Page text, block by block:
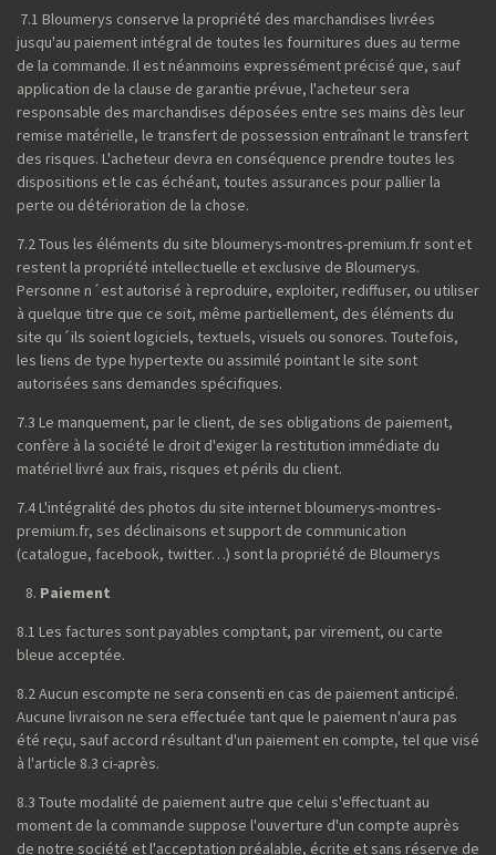
7.1 Bloumerys conserve la propriété des marchandises livrées
jusqu'au paiement intégral de toutes les fournitures dues au terme
de la commande. Il est néanmoins expressément précisé que, sauf
application de la clause de garantie prévue, l'acheteur sera
responsable des marchandises déposées entre ses mains dès leur
remise matérielle, le transfert de possession entraînant le transfert
des risques. L'acheteur devra en conséquence prendre toutes les
dispositions et le cas échéant, toutes assurances pour pallier la
perte ou détérioration de la chose.
7.2 Tous les éléments du site bloumerys-montres-premium.fr sont et
restent la propriété intellectuelle et exclusive de Bloumerys.
Personne n´est autorisé à reproduire, exploiter, rediffuser, ou utiliser
à quelque titre que ce soit, même partiellement, des éléments du
site qu´ils soient logiciels, textuels, visuels ou sonores. Toutefois,
les liens de type hypertexte ou assimilé pointant le site sont
autorisées sans demandes spécifiques.
7.3 Le manquement, par le client, de ses obligations de paiement,
confère à la société le droit d'exiger la restitution immédiate du
matériel livré aux frais, risques et périls du client.
7.4 L'intégralité des photos du site internet bloumerys-montres-
premium.fr, ses déclinaisons et support de communication
(catalogue, facebook, twitter…) sont la propriété de Bloumerys
Paiement
8.1 Les factures sont payables comptant, par virement, ou carte
bleue acceptée.
8.2 Aucun escompte ne sera consenti en cas de paiement anticipé.
Aucune livraison ne sera effectuée tant que le paiement n'aura pas
été reçu, sauf accord résultant d'un paiement en compte, tel que visé
à l'article 8.3 ci-après.
8.3 Toute modalité de paiement autre que celui s'effectuant au
moment de la commande suppose l'ouverture d'un compte auprès
de notre société et l'acceptation préalable, écrite et sans réserve de